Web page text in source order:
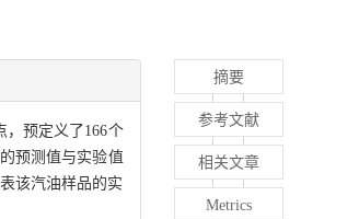
，预定义了166个
预测值与实验值
该汽油样品的实
摘要
参考文献
相关文章
Metrics